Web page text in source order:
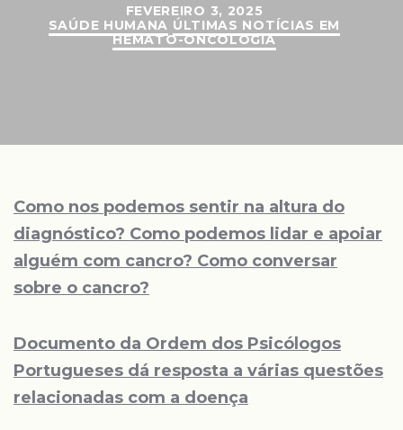
FEVEREIRO 3, 2025
SAÚDE HUMANA ÚLTIMAS NOTÍCIAS EM
HEMATO-ONCOLOGIA
Como nos podemos sentir na altura do
diagnóstico? Como podemos lidar e apoiar
alguém com cancro? Como conversar
sobre o cancro?
Documento da Ordem dos Psicólogos
Portugueses dá resposta a várias questões
relacionadas com a doença